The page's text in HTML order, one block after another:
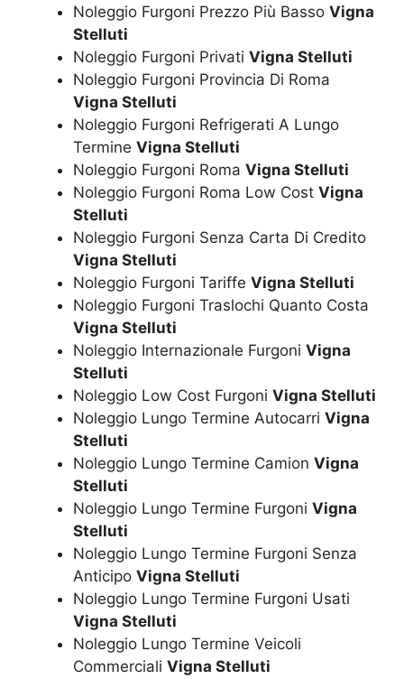
Noleggio Furgoni Prezzo Più Basso Vigna
Stelluti
Noleggio Furgoni Privati Vigna Stelluti
Noleggio Furgoni Provincia Di Roma
Vigna Stelluti
Noleggio Furgoni Refrigerati A Lungo
Termine Vigna Stelluti
Noleggio Furgoni Roma Vigna Stelluti
Noleggio Furgoni Roma Low Cost Vigna
Stelluti
Noleggio Furgoni Senza Carta Di Credito
Vigna Stelluti
Noleggio Furgoni Tariffe Vigna Stelluti
Noleggio Furgoni Traslochi Quanto Costa
Vigna Stelluti
Noleggio Internazionale Furgoni Vigna
Stelluti
Noleggio Low Cost Furgoni Vigna Stelluti
Noleggio Lungo Termine Autocarri Vigna
Stelluti
Noleggio Lungo Termine Camion Vigna
Stelluti
Noleggio Lungo Termine Furgoni Vigna
Stelluti
Noleggio Lungo Termine Furgoni Senza
Anticipo Vigna Stelluti
Noleggio Lungo Termine Furgoni Usati
Vigna Stelluti
Noleggio Lungo Termine Veicoli
Commerciali Vigna Stelluti